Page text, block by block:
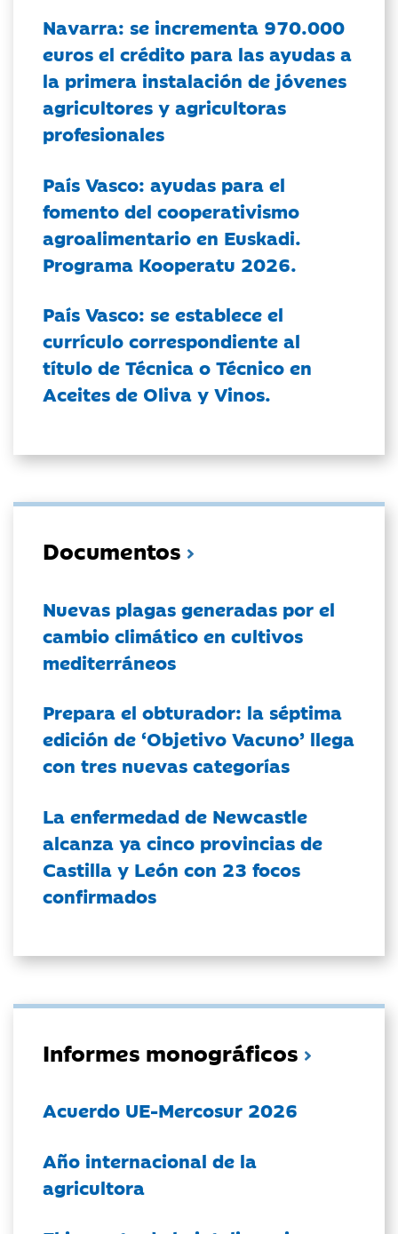
Navarra: se incrementa 970.000
euros el crédito para las ayudas a
la primera instalación de jóvenes
agricultores y agricultoras
profesionales
País Vasco: ayudas para el
fomento del cooperativismo
agroalimentario en Euskadi.
Programa Kooperatu 2026.
País Vasco: se establece el
currículo correspondiente al
título de Técnica o Técnico en
Aceites de Oliva y Vinos.
Documentos
Nuevas plagas generadas por el
cambio climático en cultivos
mediterráneos
Prepara el obturador: la séptima
edición de ‘Objetivo Vacuno’ llega
con tres nuevas categorías
La enfermedad de Newcastle
alcanza ya cinco provincias de
Castilla y León con 23 focos
confirmados
Informes monográficos
Acuerdo UE-Mercosur 2026
Año internacional de la
agricultora